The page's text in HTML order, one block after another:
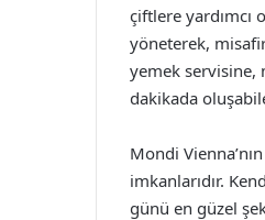
çiftlere yardımcı
yöneterek,
yemek servisine,
dakikada
Mondi
imkanlarıdır.
günü en güzel